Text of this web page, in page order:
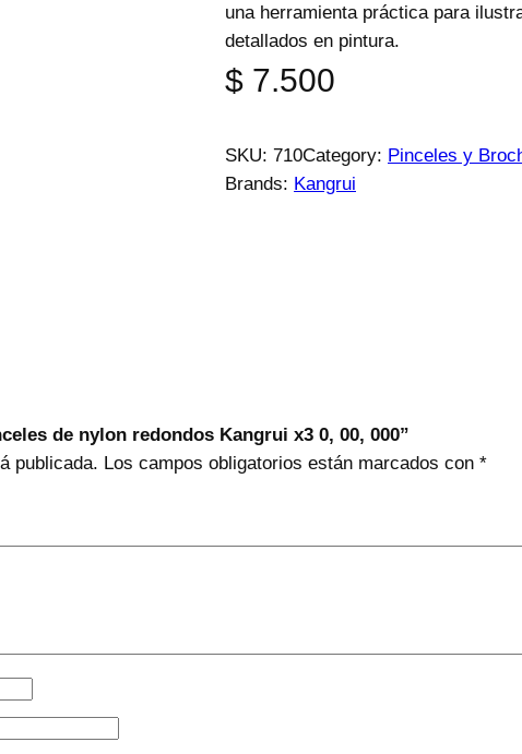
una herramienta práctica para
detallados en pintura.
$ 7.500
SKU: 710Category: Pinceles y
Brands: Kangrui
de nylon redondos Kangrui x3 0, 00, 000”
publicada. Los campos obligatorios están marcados con *